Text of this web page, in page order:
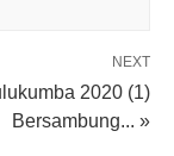
NEXT
2020 (1)
Bersambung... »